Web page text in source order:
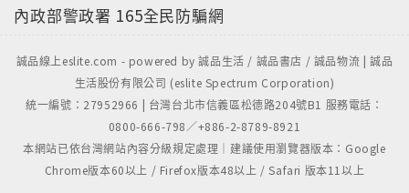
內政部警政署 165全民防騙網
誠品線上eslite.com - powered by 誠品生活 / 誠品書店 / 誠品物流 | 誠品
生活股份有限公司 (eslite Spectrum Corporation)
統一編號：27952966 | 台灣台北市信義區松德路204號B1 服務電話：
0800-666-798／+886-2-8789-8921
本網站已依台灣網站內容分級規定處理｜建議使用瀏覽器版本：Google
Chrome版本60以上 / Firefox版本48以上 / Safari 版本11以上